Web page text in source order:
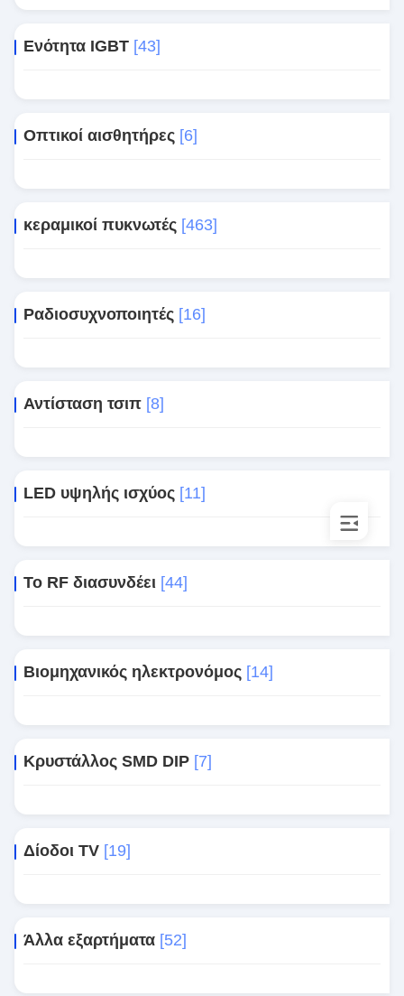
Ενότητα IGBT [43]
Οπτικοί αισθητήρες [6]
κεραμικοί πυκνωτές [463]
Ραδιοσυχνοποιητές [16]
Αντίσταση τσιπ [8]
LED υψηλής ισχύος [11]
Το RF διασυνδέει [44]
Βιομηχανικός ηλεκτρονόμος [14]
Κρυστάλλος SMD DIP [7]
Δίοδοι TV [19]
Άλλα εξαρτήματα [52]